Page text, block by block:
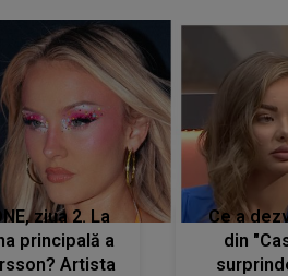
ziua 2. La
principală a
Artista
Ce a
din